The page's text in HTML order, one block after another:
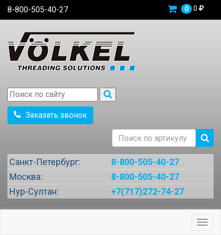
8-800-505-40-27 0 0
Заказать звонок
Санкт-Петербург:
8-800-505-40-27
Москва:
8-800-505-40-27
Нур-Султан:
+7(717)272-74-27